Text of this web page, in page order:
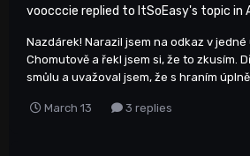
voocccie replied to ItSoEasy's topic in
Nazdárek! Narazil jsem na odkaz v
Chomutově a řekl jsem si, že to zkusím.
smůlu a uvažoval jsem, že s hraním úplně
March 13 3 replies